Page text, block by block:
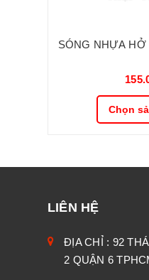
SÓNG NHỰA HỞ
Chọn
LIÊN HỆ
ĐỊA CHỈ : 92
2 QUẬN 6